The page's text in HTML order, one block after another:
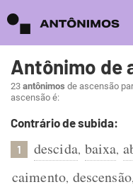
Antônimo de
23 antônimos de ascensão
ascensão é:
Contrário de subida:
1 descida, baixa,
caimento, descensão,